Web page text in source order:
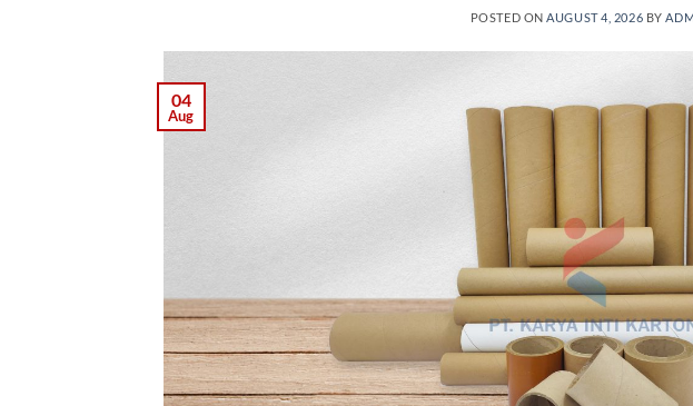
POSTED ONAUGUST 4, 2026 BY
04
Aug